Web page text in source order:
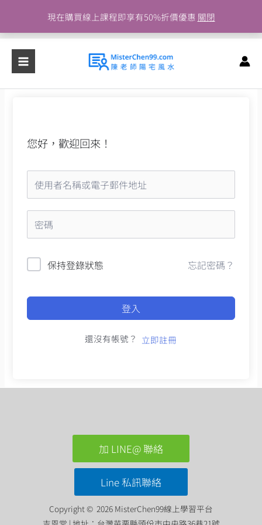
現在購買線上課程即享有50%折價優惠 關閉
主
容
您好，歡迎回來！
保持登錄狀態 忘記密碼？
登入
還沒有帳號？ 立即註冊
加 LINE@ 聯絡
Line 私訊聯絡
Copyright © 2026 MisterChen99線上學習平台